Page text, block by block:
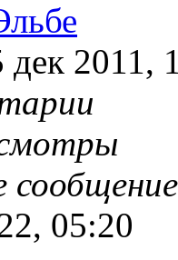
дек 2011,
05:20